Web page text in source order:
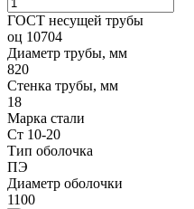
ГОСТ несущей трубы
оц 10704
Диаметр трубы, мм
820
Стенка трубы, мм
18
Марка стали
Ст 10-20
Тип оболочка
ПЭ
Диаметр оболочки
1100